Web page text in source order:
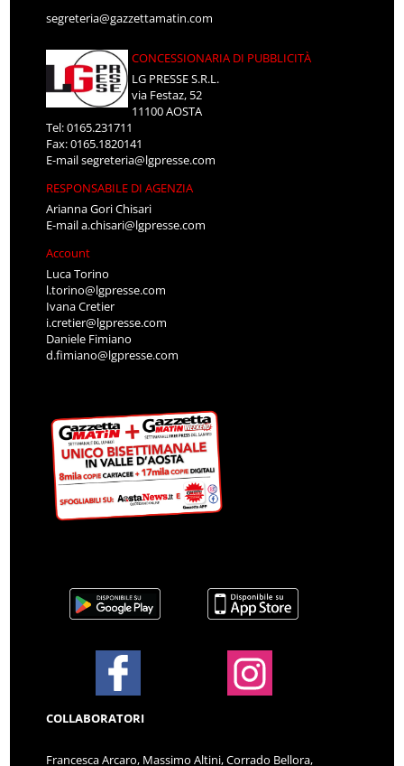
segreteria@gazzettamatin.com
CONCESSIONARIA DI PUBBLICITÀ
LG PRESSE S.R.L.
via Festaz, 52
11100 AOSTA
Tel: 0165.231711
Fax: 0165.1820141
E-mailsegreteria@lgpresse.com
RESPONSABILE DI AGENZIA
Arianna Gori Chisari
E-maila.chisari@lgpresse.com
Account
Luca Torino
l.torino@lgpresse.com
Ivana Cretier
i.cretier@lgpresse.com
Daniele Fimiano
d.fimiano@lgpresse.com
COLLABORATORI
Francesca Arcaro, Massimo Altini, Corrado Bellora,